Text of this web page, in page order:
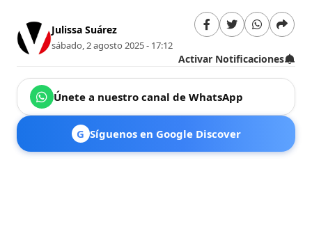
Julissa Suárez
sábado, 2 agosto 2025 - 17:12
Activar Notificaciones
Únete a nuestro canal de WhatsApp
G Síguenos en Google Discover